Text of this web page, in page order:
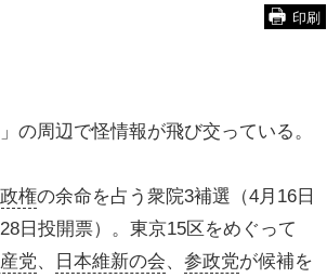
印刷
」の周辺で怪情報が飛び交っている。
権の余命を占う衆院3補選（4月16日
日投開票）。東京15区をめぐって
党、 日本維新の会、 参政党が候補を